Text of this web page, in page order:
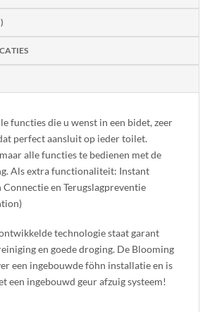
functies die u wenst in een bidet, zeer
perfect aansluit op ieder toilet.
alle functies te bedienen met de
Als extra functionaliteit: Instant
en Terugslagpreventie
technologie staat garant
en goede droging. De Blooming
een ingebouwde föhn installatie en is
een ingebouwd geur afzuig systeem!